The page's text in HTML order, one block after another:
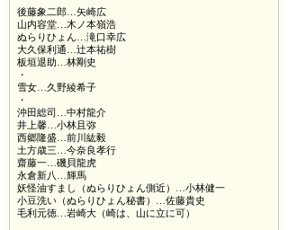
後藤象二郎…矢崎広
山内容堂…木ノ本嶺浩
ぬらりひょん…滝口幸広
大久保利通…辻本祐樹
板垣退助…林剛史
・
雪女…久野綾希子
・
沖田総司…中村龍介
井上馨…小林且弥
西郷隆盛…前川紘毅
土方歳三…今奈良孝行
齋藤一…磯貝龍虎
永倉新八…輝馬
妖怪油すまし（ぬらりひょん側近）…小林健一
小豆洗い（ぬらりひょん秘書）…佐藤貴史
毛利元徳…岩崎大（崎は、山に立に可）